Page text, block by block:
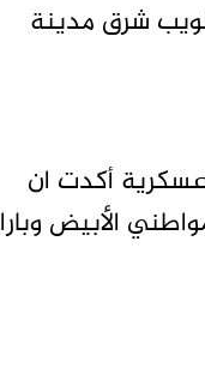
شرق مدينة
عسكرية أكدت ان
الأبيض وبارا